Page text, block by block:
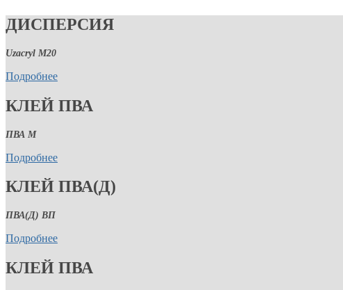
ДИСПЕРСИЯ
Uzacryl M20
Подробнее
КЛЕЙ ПВА
ПВА М
Подробнее
КЛЕЙ ПВА(Д)
ПВА(Д) ВП
Подробнее
КЛЕЙ ПВА